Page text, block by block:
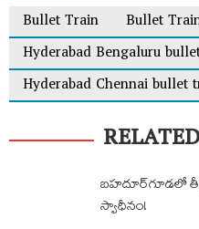
Bullet Train
Bullet
Hyderabad Bengaluru
Hyderabad Chennai bullet
బహదూర్‌గూడలో
స్వాధీనం!